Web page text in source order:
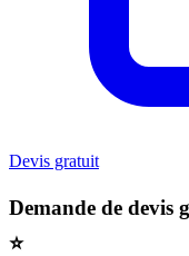
Devis gratuit
Demande de devis
⭐️